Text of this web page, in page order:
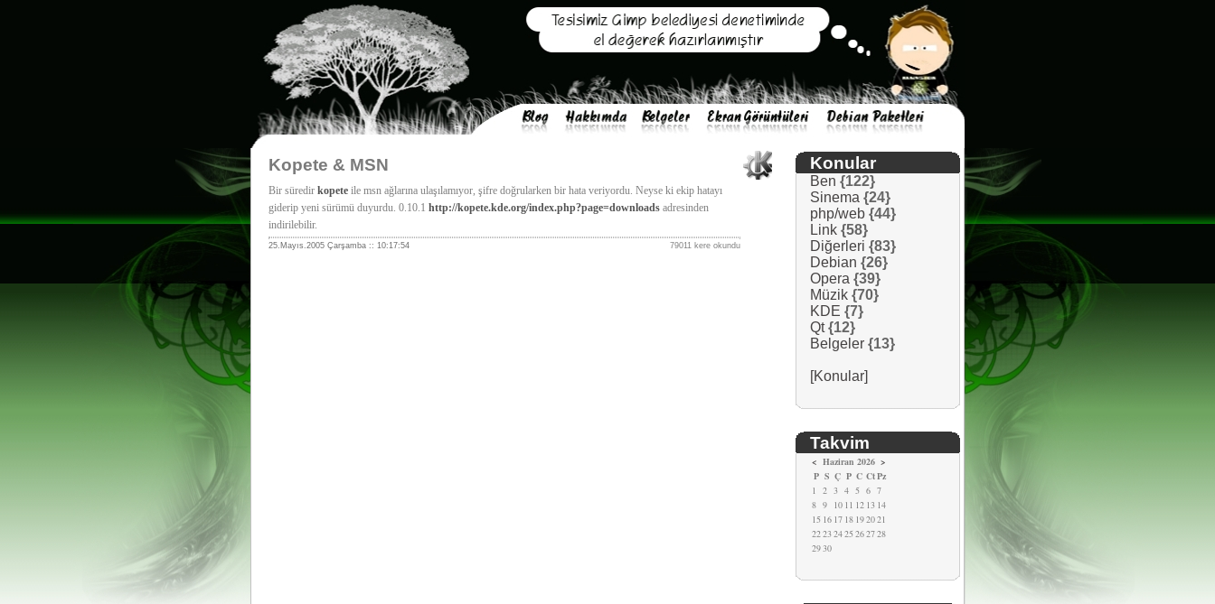
Kopete & MSN
Bir süredir kopeteile msn ağlarına ulaşılamıyor, şifre doğrularken bir hata veriyordu. Neyse ki ekip hatayı
giderip yeni sürümü duyurdu. 0.10.1 http://kopete.kde.org/index.php?page=downloadsadresinden
indirilebilir.
25.Mayıs.2005 Çarşamba :: 10:17:54 79011 kere okundu
Konular
Ben {122}
Sinema {24}
php/web {44}
Link {58}
Diğerleri {83}
Debian {26}
Opera {39}
Müzik {70}
KDE {7}
Qt {12}
Belgeler {13}
[Konular]
Takvim
< Haziran 2026 >
P S Ç P C CtPz
1 2 3 4 5 6 7
8 9 10 11 12 13 14
15 16 17 18 192021
22232425262728
2930